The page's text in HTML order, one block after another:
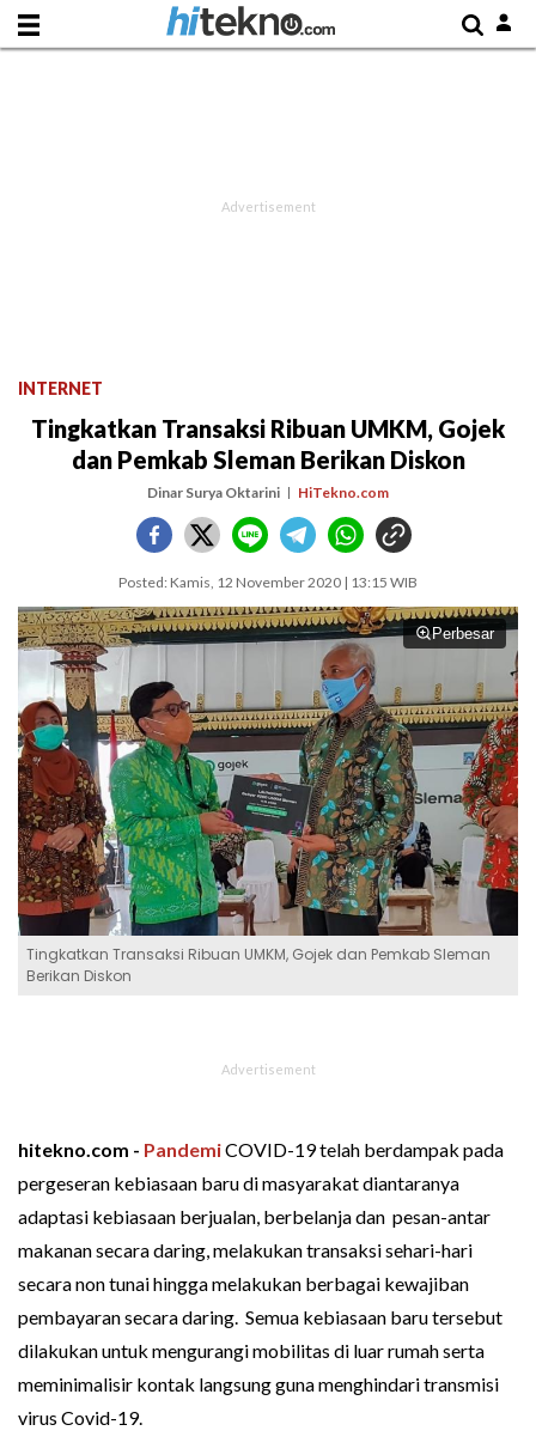
INTERNET
Tingkatkan Transaksi Ribuan UMKM, Gojek
dan Pemkab Sleman Berikan Diskon
Dinar Surya Oktarini HiTekno.com
Posted: Kamis, 12 November 2020 | 13:15 WIB
Perbesar
Tingkatkan Transaksi Ribuan UMKM, Gojek dan Pemkab Sleman
Berikan Diskon
hitekno.com - PandemiCOVID-19 telah berdampak pada
pergeseran kebiasaan baru di masyarakat diantaranya
adaptasi kebiasaan berjualan, berbelanja dan pesan-antar
makanan secara daring, melakukan transaksi sehari-hari
secara non tunai hingga melakukan berbagai kewajiban
pembayaran secara daring. Semua kebiasaan baru tersebut
dilakukan untuk mengurangi mobilitas di luar rumah serta
meminimalisir kontak langsung guna menghindari transmisi
virus Covid-19.